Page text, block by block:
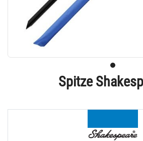
Spitze